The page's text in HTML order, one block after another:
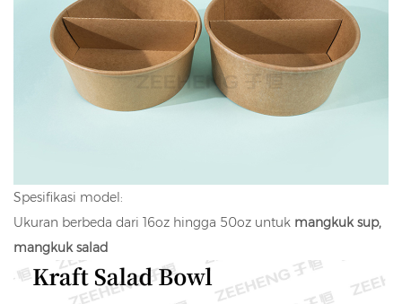
Spesifikasi model:
Ukuran berbeda dari 16oz hingga 50oz untuk mangkuk sup,
mangkuk salad